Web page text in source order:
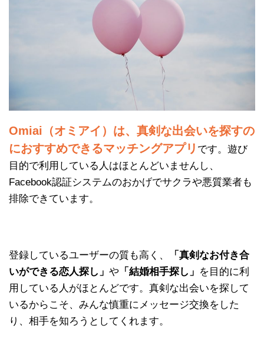
Omiai（オミアイ）は、真剣な出会いを探すの
におすすめできるマッチングアプリ です。遊び
目的で利用している人はほとんどいませんし、
Facebook認証システムのおかげでサクラや悪質業者も
排除できています。
登録しているユーザーの質も高く、
「真剣なお付き合
いができる恋人探し」 や 「結婚相手探し」 を目的に利
用している人がほとんどです。真剣な出会いを探して
いるからこそ、みんな慎重にメッセージ交換をした
り、相手を知ろうとしてくれます。